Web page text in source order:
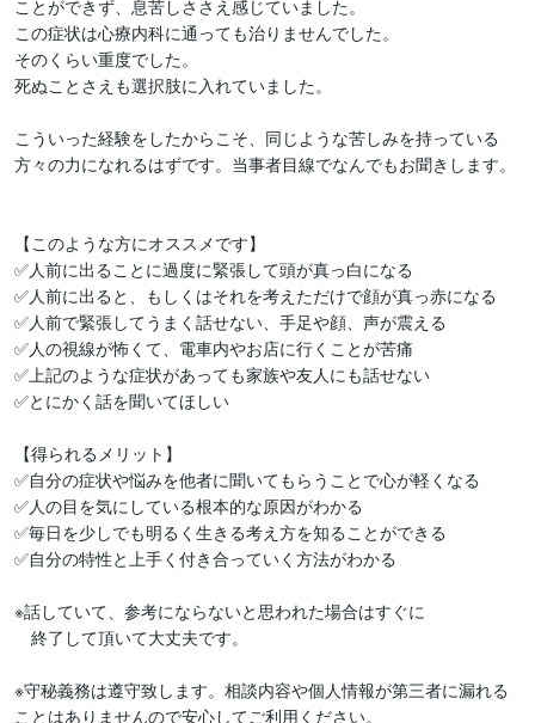
ことができず、息苦しささえ感じていました。
この症状は心療内科に通っても治りませんでした。
そのくらい重度でした。
死ぬことさえも選択肢に入れていました。
こういった経験をしたからこそ、同じような苦しみを持っている
方々の力になれるはずです。当事者目線でなんでもお聞きします。
【このような方にオススメです】
✅人前に出ることに過度に緊張して頭が真っ白になる
✅人前に出ると、もしくはそれを考えただけで顔が真っ赤になる
✅人前で緊張してうまく話せない、手足や顔、声が震える
✅人の視線が怖くて、電車内やお店に行くことが苦痛
✅上記のような症状があっても家族や友人にも話せない
✅とにかく話を聞いてほしい
【得られるメリット】
✅自分の症状や悩みを他者に聞いてもらうことで心が軽くなる
✅人の目を気にしている根本的な原因がわかる
✅毎日を少しでも明るく生きる考え方を知ることができる
✅自分の特性と上手く付き合っていく方法がわかる
※話していて、参考にならないと思われた場合はすぐに
終了して頂いて大丈夫です。
※守秘義務は遵守致します。相談内容や個人情報が第三者に漏れる
ことはありませんので安心してご利用ください。